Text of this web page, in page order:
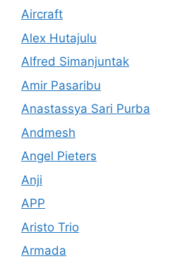
Aircraft
Alex Hutajulu
Alfred Simanjuntak
Amir Pasaribu
Anastassya Sari Purba
Andmesh
Angel Pieters
Anji
APP
Aristo Trio
Armada